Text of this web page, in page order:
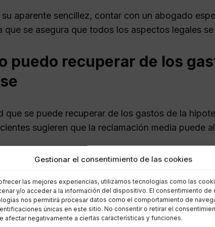
Gestionar el consentimiento de las cookies
las mejores experiencias, utilizamos tecnologías como las
y/o acceder a la información del dispositivo. El consentimiento de
nos permitirá procesar datos como el comportamiento de
únicas en este sitio. No consentir o retirar el
afectar negativamente a ciertas características y funciones.
aparente sencillez, contar con un abogado
que se asegura que todos los aspectos legales
puedo recuperar de los
que se puede recuperar de los gastos de la
sugieren que la reclamación media puede
puede incluir todos los gastos asumidos por el
Es relevante tener en cuenta que cada banco
que cada cliente puede recuperar.
es vital realizar un análisis detallado de la